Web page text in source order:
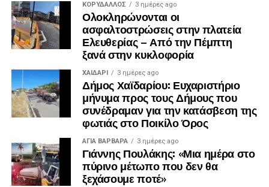
ΚΟΡΥΔΑΛΛΟΣ 3 ημέρες ago
Ολοκληρώνονται οι
ασφαλτοστρώσεις στην πλατεία
Ελευθερίας – Από την Πέμπτη
ξανά στην κυκλοφορία
ΧΑΪΔΑΡΙ 3 ημέρες ago
Δήμος Χαϊδαρίου: Ευχαριστήριο
μήνυμα προς τους Δήμους που
συνέδραμαν για την κατάσβεση της
φωτιάς στο Ποικίλο Όρος
ΑΓΙΑ ΒΑΡΒΑΡΑ 3 ημέρες ago
Γιάννης Πουλάκης: «Μια ημέρα στο
πύρινο μέτωπο που δεν θα
ξεχάσουμε ποτέ»